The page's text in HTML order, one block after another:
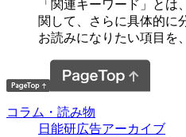
「関連キーワード」と
関して、さらに具体的に
お読みになりたい項目を
コラム・読み物
日能研広告アーカイブ